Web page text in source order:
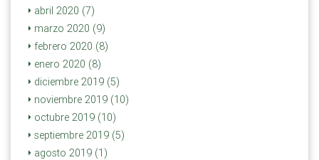
abril 2020 (7)
marzo 2020 (9)
febrero 2020 (8)
enero 2020 (8)
diciembre 2019 (5)
noviembre 2019 (10)
octubre 2019 (10)
septiembre 2019 (5)
agosto 2019 (1)